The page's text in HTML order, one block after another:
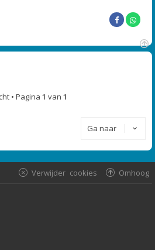
O
• Pagina 1 van 1
Ga naar
Omhoog
Verwijder cookies